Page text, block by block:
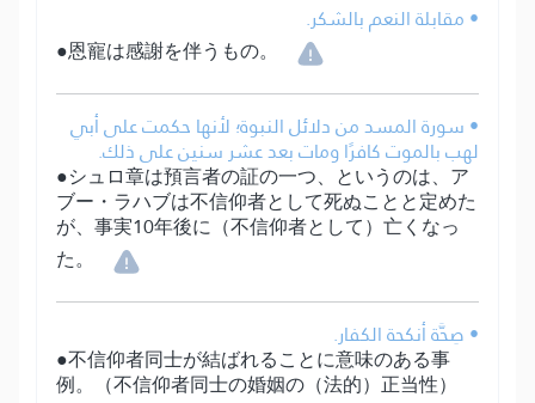
• مقابلة النعم بالشكر.
●恩寵は感謝を伴うもの。
• سورة المسد من دلائل النبوة؛ لأنها حكمت على أبي
لهب بالموت كافرًا ومات بعد عشر سنين على ذلك.
●シュロ章は預言者の証の一つ、というのは、ア
ブー・ラハブは不信仰者として死ぬことと定めた
が、事実10年後に（不信仰者として）亡くなっ
た。
• صِحَّة أنكحة الكفار.
●不信仰者同士が結ばれることに意味のある事
例。（不信仰者同士の婚姻の（法的）正当性）